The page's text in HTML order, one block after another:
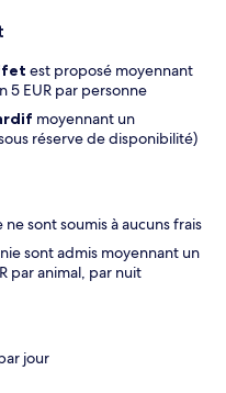
est proposé moyennant
5 EUR par personne
moyennant un
réserve de disponibilité)
ne sont soumis à aucuns frais
sont admis moyennant un
par animal, par nuit
jour